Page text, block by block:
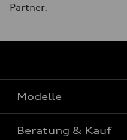
Partner.
Modelle
Alle Modelle
Beratung & Kauf